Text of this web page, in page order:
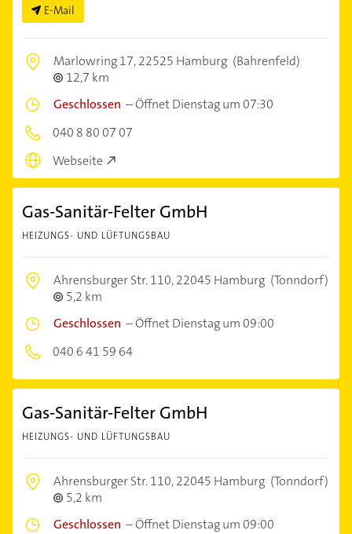
E-Mail
Marlowring 17,22525 Hamburg (Bahrenfeld)
12,7 km
Geschlossen –Öffnet Dienstag um 07:30
040 8 80 07 07
Webseite
Gas-Sanitär-Felter GmbH
HEIZUNGS- UND LÜFTUNGSBAU
Ahrensburger Str. 110,22045 Hamburg (Tonndorf)
5,2 km
Geschlossen –Öffnet Dienstag um 09:00
040 6 41 59 64
Gas-Sanitär-Felter GmbH
HEIZUNGS- UND LÜFTUNGSBAU
Ahrensburger Str. 110,22045 Hamburg (Tonndorf)
5,2 km
Geschlossen –Öffnet Dienstag um 09:00